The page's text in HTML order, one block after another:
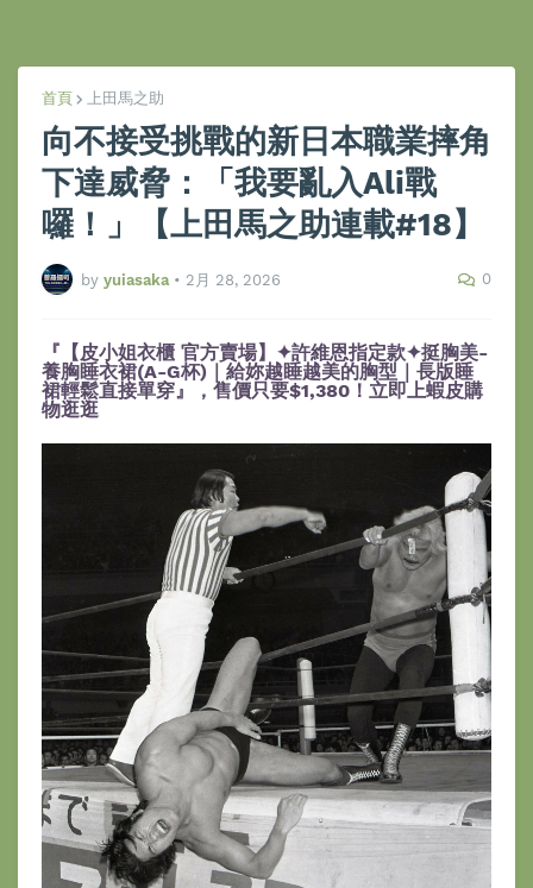
首頁 上田馬之助
向不接受挑戰的新日本職業摔角
下達威脅：「我要亂入Ali戰
囉！」【上田馬之助連載#18】
by yuiasaka • 2月 28, 2026 0
『【皮小姐衣櫃 官方賣場】✦許維恩指定款✦挺胸美-
養胸睡衣裙(A-G杯)｜給妳越睡越美的胸型｜長版睡
裙輕鬆直接單穿』，售價只要$1,380！立即上蝦皮購
物逛逛